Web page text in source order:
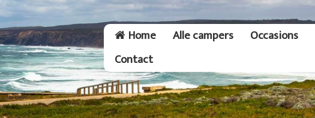
Home Alle campers Occasions
Contact